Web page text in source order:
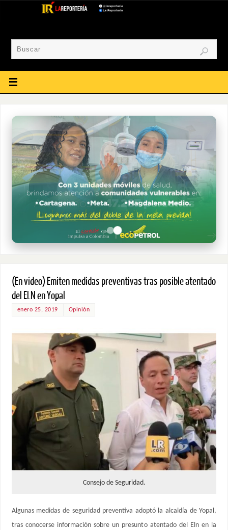
(En video) Emiten medidas preventivas tras posible atentado
del ELN en Yopal
enero 25, 2019 Opinión
Consejo de Seguridad.
Algunas medidas de seguridad preventiva adoptó la alcaldía de Yopal,
tras conocerse información sobre un presunto atentado del Eln en la